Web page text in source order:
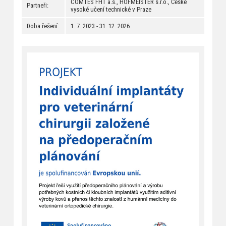
Partneři:
COMTES FHT a.s., HOFMEISTER s.r.o., České
vysoké učení technické v Praze
Doba řešení: 1. 7. 2023 - 31. 12. 2026